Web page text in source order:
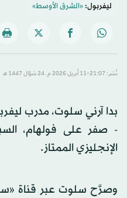
ليفربول:«الشرق الأوسط»
نُشر: 21:07-11 أبريل 2026 م ـ 24 شوّال 1447 هـ
- صفر على فولهام،
الإنجليزي الممتاز.
وصرَّح سلوت عبر قناة